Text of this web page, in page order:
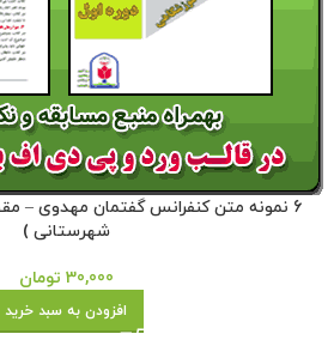
6 نمونه متن کنفرانس گفتمان مهدوی –
شهرستانی )
30,000 تومان
افزودن به سبد خرید